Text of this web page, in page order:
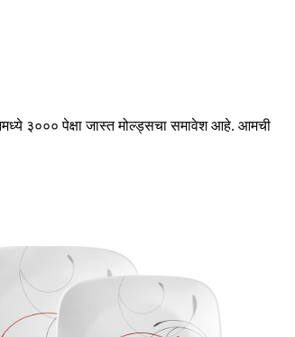
३००० पेक्षा जास्त मोल्ड्सचा समावेश आहे. आमची